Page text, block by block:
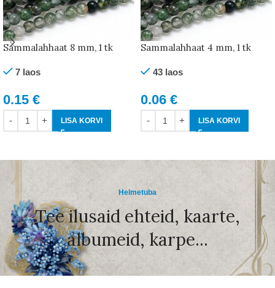
Sammalahhaat 8 mm, 1 tk
7 laos
0.15 €
LISA KORVI
Sammalahhaat 4 mm, 1 tk
43 laos
0.06 €
LISA KORVI
Helmetuba
Tee ilusaid ehteid, kaarte,
albumeid, karpe...